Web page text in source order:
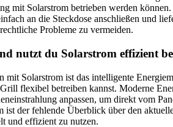
mit Solarstrom betrieben werden
an die Steckdose anschließen und
Probleme zu vermeiden.
nutzt du Solarstrom effizient
Solarstrom ist das intelligente
flexibel betreiben kannst. Moderne
anpassen, um direkt vom
der fehlende Überblick über den
und effizient zu nutzen.